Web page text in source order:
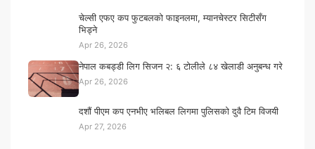
चेल्सी एफए कप फुटबलको फाइनलमा, म्यानचेस्टर सिटीसँग
भिड्ने
Apr 26, 2026
नेपाल कबड्डी लिग सिजन २: ६ टोलीले ८४ खेलाडी अनुबन्ध गरे
Apr 26, 2026
दशौं पीएम कप एनभीए भलिबल लिगमा पुलिसको दुवै टिम विजयी
Apr 27, 2026